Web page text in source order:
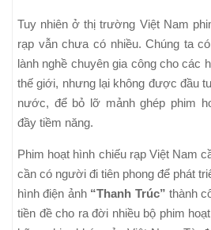
Tuy nhiên ở thị trường Việt Nam
rạp vẫn chưa có nhiều. Chúng ta
lành nghề chuyên gia công cho các
thế giới, nhưng lại không được đầu
nước, để bỏ lỡ mảnh ghép phim
đầy tiềm năng.
Phim hoạt hình chiếu rạp Việt Nam
cần có người đi tiên phong để phát
hình điện ảnh “Thanh Trúc” thành
tiền đề cho ra đời nhiều bộ phim